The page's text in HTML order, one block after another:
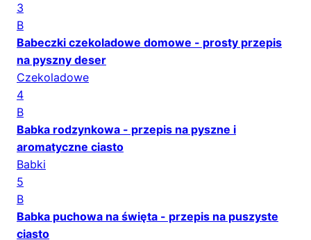
3
B
Babeczki czekoladowe domowe - prosty przepis
na pyszny deser
Czekoladowe
4
B
Babka rodzynkowa - przepis na pyszne i
aromatyczne ciasto
Babki
5
B
Babka puchowa na święta - przepis na puszyste
ciasto